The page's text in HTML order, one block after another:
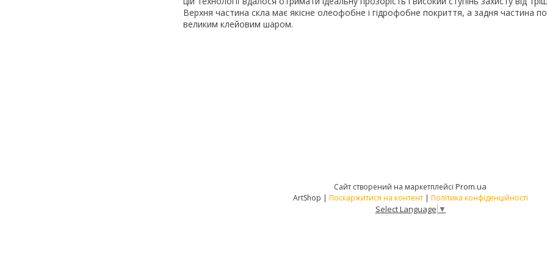
Верхня частина скла має якісне олеофобне і гідрофобне покриття, а задня частина
великим клейовим шаром.
Сайт створений на маркетплейсі Prom.ua
ArtShop | Поскаржитися на контент | Політика конфіденційності
Select Language ▼